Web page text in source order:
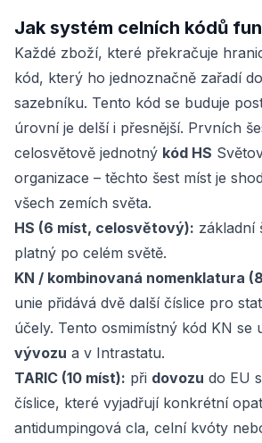
Jak systém celních kódů
Každé zboží, které překračuje
kód, který ho jednoznačně zařadí
sazebníku. Tento kód se buduje
úrovní je delší i přesnější. Prvních
celosvětově jednotný kód HS
organizace – těchto šest míst je
všech zemích světa.
HS (6 míst, celosvětový): základní
platný po celém světě.
KN / kombinovaná nomenklatura
unie přidává dvě další číslice pro
účely. Tento osmimístný kód KN se
vývozu a v Intrastatu.
TARIC (10 míst): při dovozu do EU
číslice, které vyjadřují konkrétní
antidumpingová cla, celní kvóty